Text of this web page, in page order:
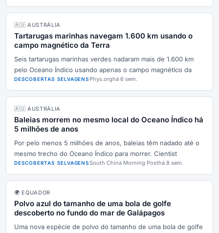
🇦🇺 AUSTRÁLIA
Tartarugas marinhas navegam 1.600 km usando o
campo magnético da Terra
Seis tartarugas marinhas verdes nadaram mais de 1.600 km
pelo Oceano Índico usando apenas o campo magnético da
DESCOBERTAS SELVAGENS Phys.orghá 6 sem.
🇦🇺 AUSTRÁLIA
Baleias morrem no mesmo local do Oceano Índico há
5 milhões de anos
Por pelo menos 5 milhões de anos, baleias têm nadado até o
mesmo trecho do Oceano Índico para morrer. Cientist
DESCOBERTAS SELVAGENSSouth China Morning Posthá 8 sem.
🌍 EQUADOR
Polvo azul do tamanho de uma bola de golfe
descoberto no fundo do mar de Galápagos
Uma nova espécie de polvo do tamanho de uma bola de golfe